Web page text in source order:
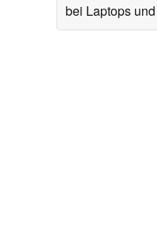
bei Laptops